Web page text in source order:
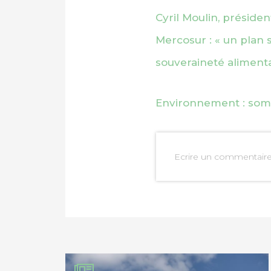
PARTAGER SUR
PARTAGER SUR
Cyril Moulin,
Mercosur : « un
souveraineté
Environnement :
Ecrire un commentaire